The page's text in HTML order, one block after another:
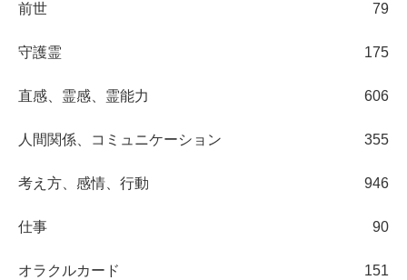
前世 79
守護霊 175
直感、霊感、霊能力 606
人間関係、コミュニケーション 355
考え方、感情、行動 946
仕事 90
オラクルカード 151